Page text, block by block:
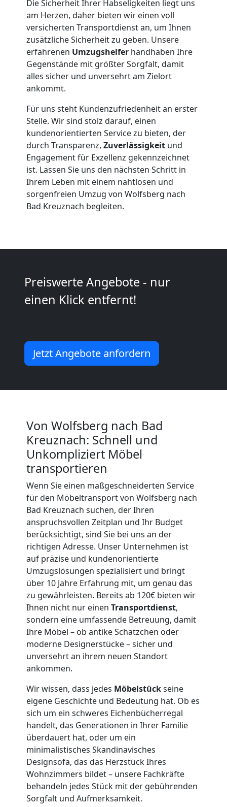
Die Sicherheit Ihrer Habseligkeiten liegt uns
am Herzen, daher bieten wir einen voll
versicherten Transportdienst an, um Ihnen
zusätzliche Sicherheit zu geben. Unsere
erfahrenen Umzugshelfer handhaben Ihre
Gegenstände mit größter Sorgfalt, damit
alles sicher und unversehrt am Zielort
ankommt.
Für uns steht Kundenzufriedenheit an erster
Stelle. Wir sind stolz darauf, einen
kundenorientierten Service zu bieten, der
durch Transparenz, Zuverlässigkeit und
Engagement für Exzellenz gekennzeichnet
ist. Lassen Sie uns den nächsten Schritt in
Ihrem Leben mit einem nahtlosen und
sorgenfreien Umzug von Wolfsberg nach
Bad Kreuznach begleiten.
Preiswerte Angebote - nur
einen Klick entfernt!
Jetzt Angebote anfordern
Von Wolfsberg nach Bad
Kreuznach: Schnell und
Unkompliziert Möbel
transportieren
Wenn Sie einen maßgeschneiderten Service
für den Möbeltransport von Wolfsberg nach
Bad Kreuznach suchen, der Ihren
anspruchsvollen Zeitplan und Ihr Budget
berücksichtigt, sind Sie bei uns an der
richtigen Adresse. Unser Unternehmen ist
auf präzise und kundenorientierte
Umzugslösungen spezialisiert und bringt
über 10 Jahre Erfahrung mit, um genau das
zu gewährleisten. Bereits ab 120€ bieten wir
Ihnen nicht nur einen Transportdienst,
sondern eine umfassende Betreuung, damit
Ihre Möbel – ob antike Schätzchen oder
moderne Designerstücke – sicher und
unversehrt an ihrem neuen Standort
ankommen.
Wir wissen, dass jedes Möbelstückseine
eigene Geschichte und Bedeutung hat. Ob es
sich um ein schweres Eichenbücherregal
handelt, das Generationen in Ihrer Familie
überdauert hat, oder um ein
minimalistisches Skandinavisches
Designsofa, das das Herzstück Ihres
Wohnzimmers bildet – unsere Fachkräfte
behandeln jedes Stück mit der gebührenden
Sorgfalt und Aufmerksamkeit.
Möbeltransport
Wolfsberg
Beiladung
Wolfsberg
Mini
Umzug
Wolfsberg
2
Mann
Wolfsberg
Kunsttransport
Wolfsberg
Umzug
Wolfsberg
Mann
LKW
Möbellift
Wolfsberg
Übersiedlung
Wolfsberg
Klaviertransport
Wolfsberg